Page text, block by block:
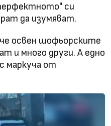
си
да изумяват.
че освен шофьорските
и много други. А едно
маркуча от